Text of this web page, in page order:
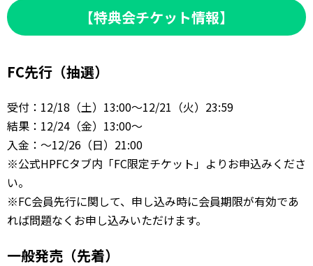
【特典会チケット情報】
FC先行（抽選）
受付：12/18（土）13:00～12/21（火）23:59
結果：12/24（金）13:00～
入金：～12/26（日）21:00
※公式HPFCタブ内「FC限定チケット」よりお申込みくださ
い。
※FC会員先行に関して、申し込み時に会員期限が有効であ
れば問題なくお申し込みいただけます。
一般発売（先着）